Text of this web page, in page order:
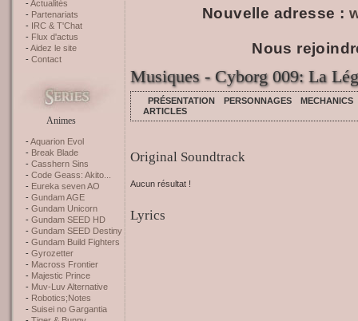
Actualités
Partenariats
IRC & T'Chat
Flux d'actus
Aidez le site
Contact
Animes
Aquarion Evol
Break Blade
Casshern Sins
Code Geass: Akito...
Eureka seven AO
Gundam AGE
Gundam Unicorn
Gundam SEED HD
Gundam SEED Destiny
Gundam Build Fighters
Gyrozetter
Macross Frontier
Majestic Prince
Muv-Luv Alternative
Robotics;Notes
Suisei no Gargantia
Nouvelle adresse :
Nous
Musiques - Cyborg 009: La
PRÉSENTATION PERSONNAGES
MECHANICS
ARTICLES
Original Soundtrack
Aucun résultat !
Lyrics